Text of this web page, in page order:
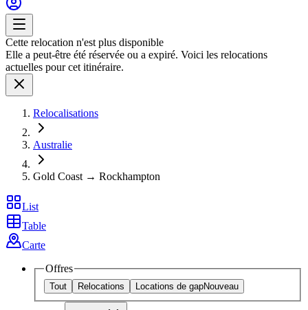
Cette relocation n'est plus disponible
Elle a peut-être été réservée ou a expiré. Voici les relocations
actuelles pour cet itinéraire.
Relocalisations
Australie
Gold Coast → Rockhampton
List
Table
Carte
Offres
Tout Relocations Locations de gapNouveau